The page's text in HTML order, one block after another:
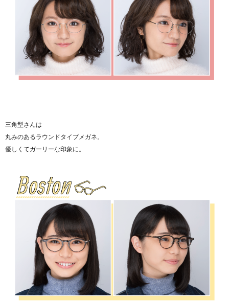
三角型さんは
丸みのあるラウンドタイプメガネ。
優しくてガーリーな印象に。